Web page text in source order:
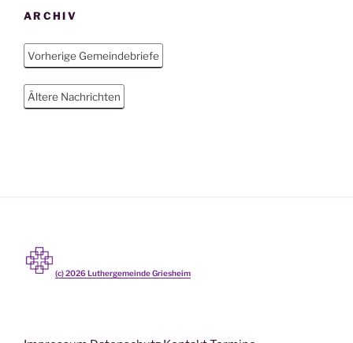
ARCHIV
Vorherige Gemeindebriefe
Ältere Nachrichten
(c)2026Luthergemeinde Griesheim